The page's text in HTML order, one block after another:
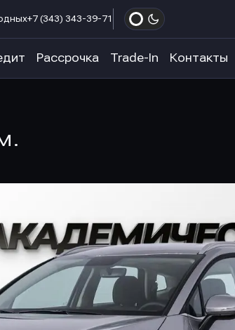
+7 (343) 343-39-71
Рассрочка Trade-In Контакты